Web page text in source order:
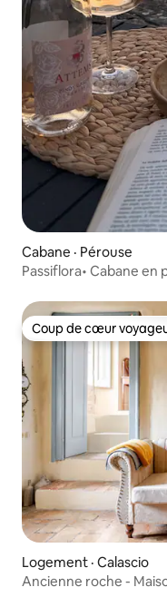
Cabane · Pérouse
Passiflora• Cabane en
Coup de cœur
Coup de cœur
Logement · Calascio
Ancienne roche -